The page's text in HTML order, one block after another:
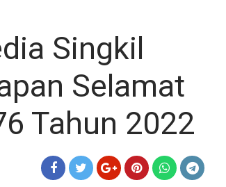
Singkil
Selamat
Tahun 2022